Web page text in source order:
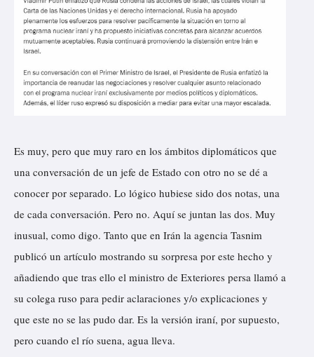
Es muy, pero que muy raro en los ámbitos diplomáticos que
una conversación de un jefe de Estado con otro no se dé a
conocer por separado. Lo lógico hubiese sido dos notas, una
de cada conversación. Pero no. Aquí se juntan las dos. Muy
inusual, como digo. Tanto que en Irán la agencia Tasnim
publicó un artículo mostrando su sorpresa por este hecho y
añadiendo que tras ello el ministro de Exteriores persa llamó a
su colega ruso para pedir aclaraciones y/o explicaciones y
que este no se las pudo dar. Es la versión iraní, por supuesto,
pero cuando el río suena, agua lleva.